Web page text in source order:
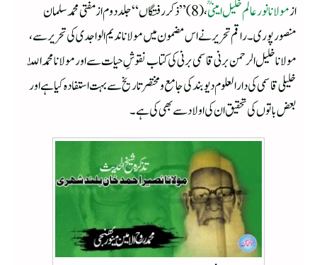
ازمولانا نور عالم خلیل امینیؒ
، (8) ”ذکر رفتگاں“ جلد دوم از مفتی محمد سلمان
منصورپوری۔ راقم تحریر نے اس مضمون میں مولانا ندیم الواجدی کی تحریر سے،
مولانا خلیل الرحمن برنی قاسمی برنی کی کتاب نقوشِ حیات سے اور مولانا محمد اللّٰہ
خلیلی قاسمی کی دار العلوم دیوبند کی جامع و مختصر تاریخ سے بہت استفادہ کیا ہے اور
بعض باتوں کی تحقیق ان کی اولاد سے بھی کی ہے۔